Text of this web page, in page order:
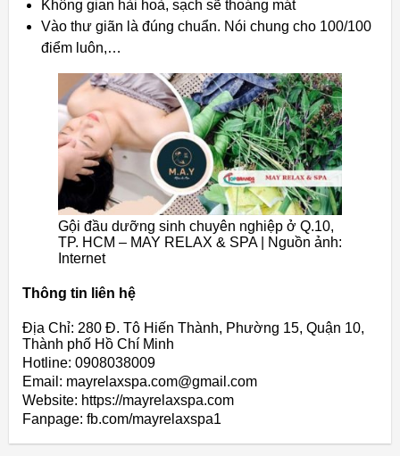
Không gian hài hoà, sạch sẽ thoáng mát
Vào thư giãn là đúng chuẩn. Nói chung cho 100/100
điểm luôn,…
Gội đầu dưỡng sinh chuyên nghiệp ở Q.10,
TP. HCM – MAY RELAX & SPA | Nguồn ảnh:
Internet
Thông tin liên hệ
Địa Chỉ: 280 Đ. Tô Hiến Thành, Phường 15, Quận 10,
Thành phố Hồ Chí Minh
Hotline: 0908038009
Email: mayrelaxspa.com@gmail.com
Website: https://mayrelaxspa.com
Fanpage: fb.com/mayrelaxspa1